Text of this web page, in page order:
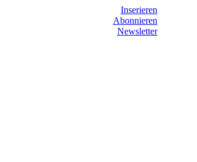
Inserieren
Abonnieren
Newsletter